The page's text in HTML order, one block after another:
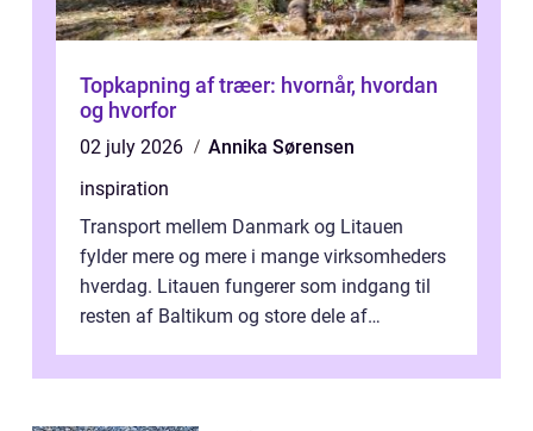
Topkapning af træer: hvornår, hvordan
og hvorfor
02 july 2026
Annika Sørensen
inspiration
Transport mellem Danmark og Litauen
fylder mere og mere i mange virksomheders
hverdag. Litauen fungerer som indgang til
resten af Baltikum og store dele af